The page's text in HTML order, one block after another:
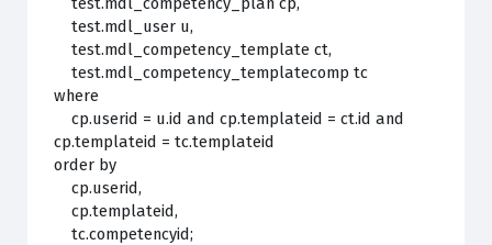
test.mdl_user u,
test.mdl_competency_template ct,
test.mdl_competency_templatecomp tc
where
cp.userid = u.id and cp.templateid = ct.id and
cp.templateid = tc.templateid
order by
cp.userid,
cp.templateid,
tc.competencyid;